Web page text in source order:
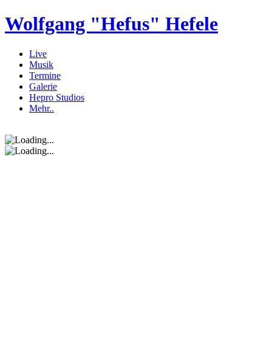
Wolfgang "Hefus" Hefele
Live
Musik
Termine
Galerie
Hepro Studios
Mehr..